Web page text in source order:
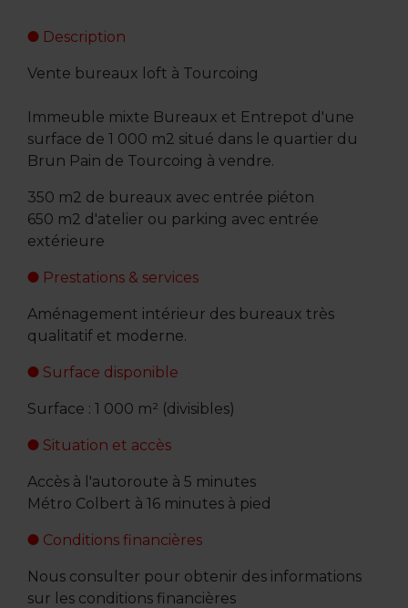
Description
Vente bureaux loft à Tourcoing
Immeuble mixte Bureaux et Entrepot d'une
surface de 1 000 m2 situé dans le quartier du
Brun Pain de Tourcoing à vendre.
350 m2 de bureaux avec entrée piéton
650 m2 d'atelier ou parking avec entrée
extérieure
Prestations & services
Aménagement intérieur des bureaux très
qualitatif et moderne.
Surface disponible
Surface : 1 000 m² (divisibles)
Situation et accès
Accès à l'autoroute à 5 minutes
Métro Colbert à 16 minutes à pied
Conditions financières
Nous consulter pour obtenir des informations
sur les conditions financières